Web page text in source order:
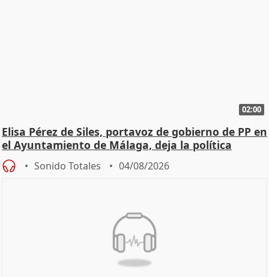
02:00
Elisa Pérez de Siles, portavoz de gobierno de PP en
el Ayuntamiento de Málaga, deja la política
Sonido Totales 04/08/2026